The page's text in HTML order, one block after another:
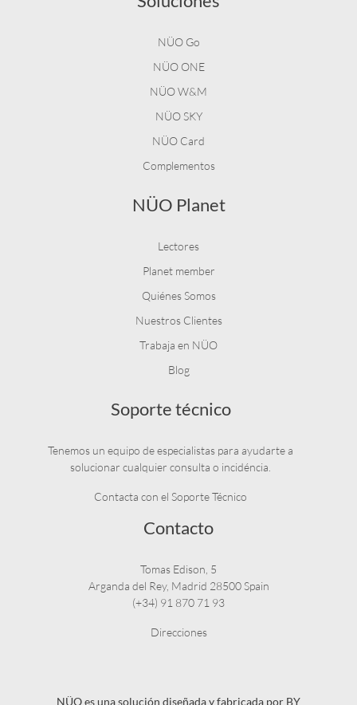
NÜO Go
NÜO ONE
NÜO W&M
NÜO SKY
NÜO Card
Complementos
NÜO Planet
Lectores
Planet member
Quiénes Somos
Nuestros Clientes
Trabaja en NÜO
Blog
Soporte técnico
Tenemos un equipo de especialistas para ayudarte a
solucionar cualquier consulta o incidéncia.
Contacta con el Soporte Técnico
Contacto
Tomas Edison, 5
Arganda del Rey, Madrid 28500 Spain
(+34) 91 870 71 93
Direcciones
NÜO es una solución diseñada y fabricada por BY